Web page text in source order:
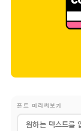
폰트 미리써보기